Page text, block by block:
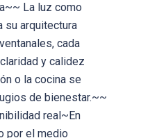
La luz como
su arquitectura
cada
y calidez
o la cocina se
de bienestar.~~
real~En
por el medio